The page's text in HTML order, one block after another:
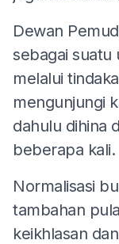
Dewan
sebagai suatu
melalui
mengunjungi
dahulu dihina
beberapa kali.
Normalisasi
tambahan
keikhlasan